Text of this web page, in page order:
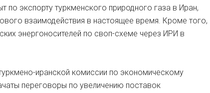
экспорту туркменского природного газа в Иран,
взаимодействия в настоящее время. Кроме того,
энергоносителей по своп-схеме через ИРИ в
иранской комиссии по экономическому
переговоры по увеличению поставок